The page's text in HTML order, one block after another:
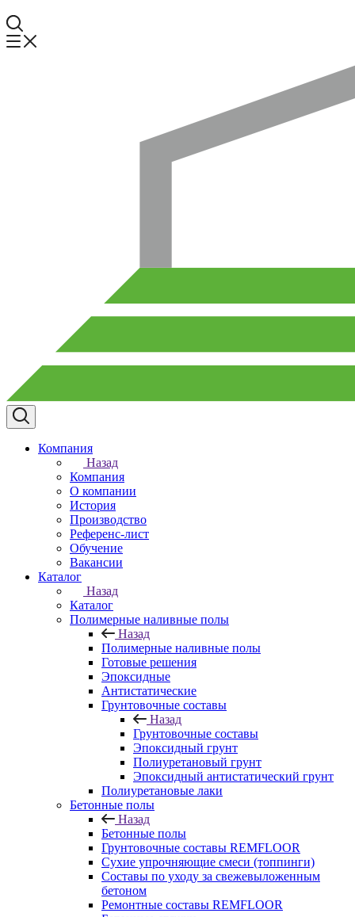
Компания
Назад
Компания
О компании
История
Производство
Референс-лист
Обучение
Вакансии
Каталог
Назад
Каталог
Полимерные наливные полы
Назад
Полимерные наливные полы
Готовые решения
Эпоксидные
Антистатические
Грунтовочные составы
Назад
Грунтовочные составы
Эпоксидный грунт
Полиуретановый грунт
Эпоксидный антистатический грунт
Полиуретановые лаки
Бетонные полы
Назад
Бетонные полы
Грунтовочные составы REMFLOOR
Сухие упрочняющие смеси (топпинги)
Составы по уходу за свежевыложенным
бетоном
Ремонтные составы REMFLOOR